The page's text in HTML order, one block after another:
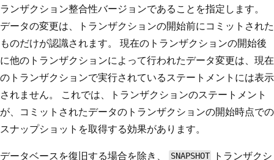
ランザクション整合性バージョンであることを指定します。
データの変更は、トランザクションの開始前にコミットされた
ものだけが認識されます。 現在のトランザクションの開始後
に他のトランザクションによって行われたデータ変更は、現在
のトランザクションで実行されているステートメントには表示
されません。 これでは、トランザクションのステートメント
が、コミットされたデータのトランザクションの開始時点での
スナップショットを取得する効果があります。
データベースを復旧する場合を除き、
SNAPSHOT
トランザクシ